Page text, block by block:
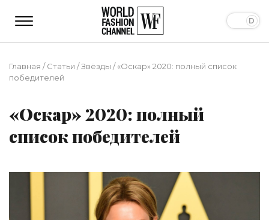
Главная /Статьи /Звёзды /«Оскар» 2020: полный список
победителей
«Оскар» 2020: полный
список победителей